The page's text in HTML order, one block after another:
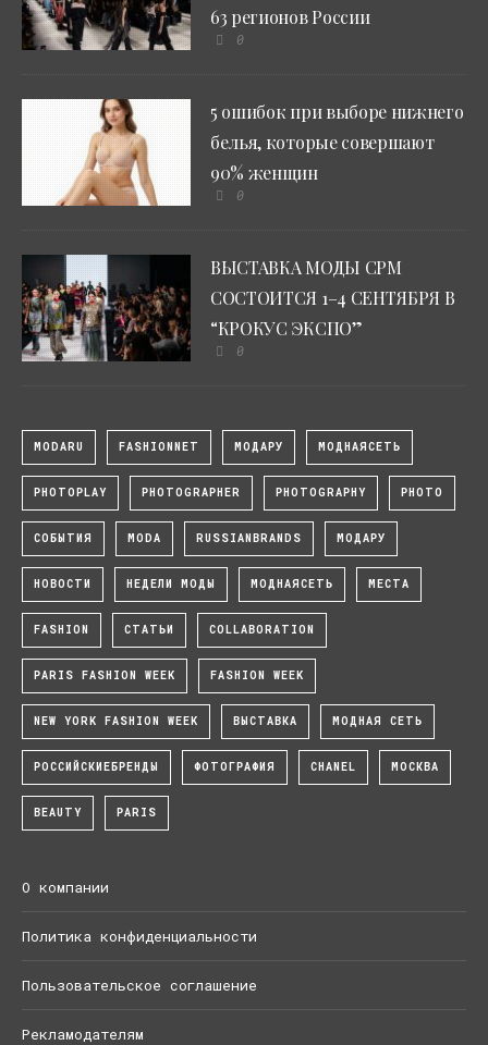
63 регионов России
0
5 ошибок при выборе нижнего
белья, которые совершают
90% женщин
0
ВЫСТАВКА МОДЫ CPM
СОСТОИТСЯ 1–4 СЕНТЯБРЯ В
“КРОКУС ЭКСПО”
0
MODARU FASHIONNET МОДАРУ МОДНАЯСЕТЬ
PHOTOPLAY PHOTOGRAPHER PHOTOGRAPHY PHOTO
СОБЫТИЯ MODA RUSSIANBRANDS МОДАРУ
НОВОСТИ НЕДЕЛИ МОДЫ МОДНАЯСЕТЬ МЕСТА
FASHION СТАТЬИ COLLABORATION
PARIS FASHION WEEK FASHION WEEK
NEW YORK FASHION WEEK ВЫСТАВКА МОДНАЯ СЕТЬ
РОССИЙСКИЕБРЕНДЫ ФОТОГРАФИЯ CHANEL МОСКВА
BEAUTY PARIS
О компании
Политика конфиденциальности
Пользовательское соглашение
Рекламодателям